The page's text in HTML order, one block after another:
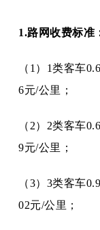
1.路网收费标准
（ 1）1类客车
6元/公里；
（ 2）2类客车
9元/公里；
（3）3类客车
02元/公里；